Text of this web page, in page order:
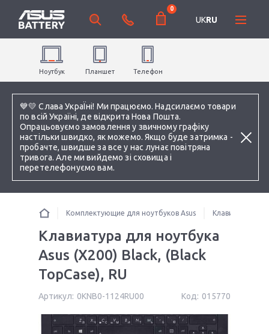
💙💛 Слава УкраЇні! Ми працюємо. Надсилаємо товари
по всій Україні, де відкрита Нова Пошта.
Опрацьовуємо замовлення у звичному графіку
настільки швидко, як можемо. Якщо буде затримка -
пробачте, швидше за все у нас лунає повітряна
тривога. Але ми вийдемо зі сховища і
перетелефонуємо вам.
0
UKRU
Ноутбук Планшет Телефон
Комплектующие для ноутбуков Asus Клавиатуры
Клавиатура для ноутбука
Asus (X200) Black, (Black
TopCase), RU
Артикул: 0KNB0-1124RU00 Код: 015770